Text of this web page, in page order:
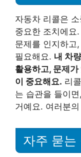
자동차 리콜은
중요한 조치에요
문제를 인지하고
필요해요. 내 차
활용하고, 문제
이 중요해요. 리
는 습관을 들이
거예요. 여러분
자주 묻는